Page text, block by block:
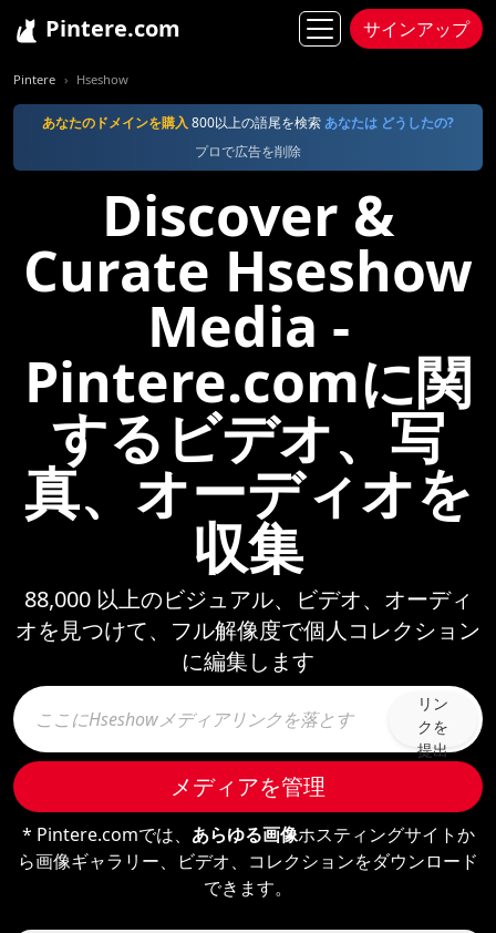
Pintere.com サインアップ
Pintere Hseshow
あなたのドメインを購入 800以上の語尾を検索あなたは どうしたの?
プロで広告を削除
Discover &
Curate Hseshow
Media -
Pintere.comに関
するビデオ、写
真、オーディオを
収集
88,000 以上のビジュアル、ビデオ、オーディ
オを見つけて、フル解像度で個人コレクション
に編集します
リン
クを
提出
メディアを管理
* Pintere.comでは、 あらゆる画像ホスティングサイトか
ら画像ギャラリー、ビデオ、コレクションをダウンロード
できます。